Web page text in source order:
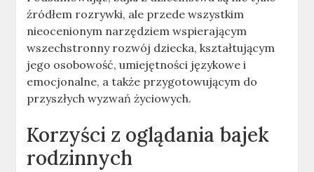
źródłem rozrywki, ale przede wszystkim
nieocenionym narzędziem wspierającym
wszechstronny rozwój dziecka, kształtującym
jego osobowość, umiejętności językowe i
emocjonalne, a także przygotowującym do
przyszłych wyzwań życiowych.
Korzyści z oglądania bajek
rodzinnych